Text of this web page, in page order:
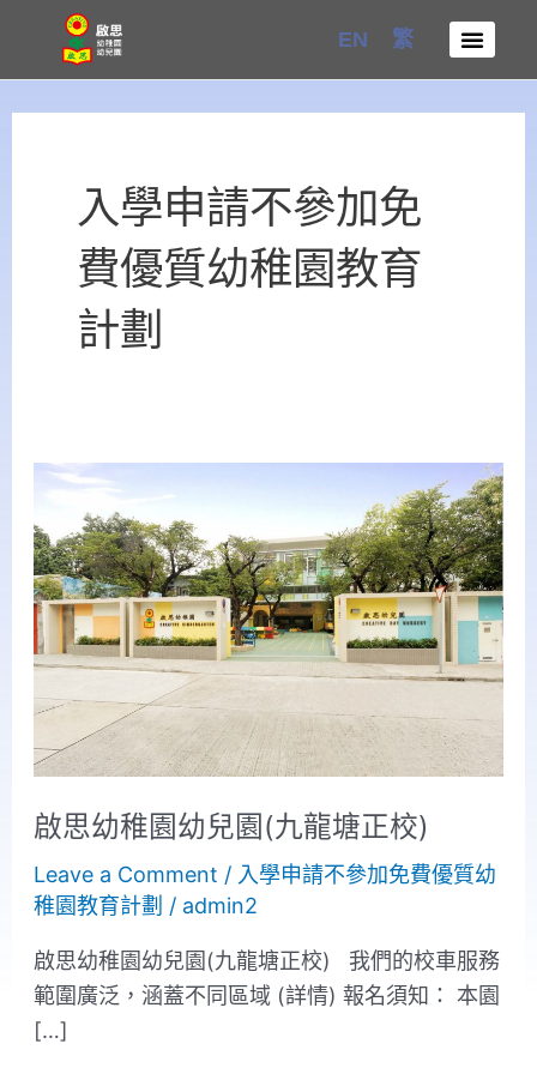
content
EN 繁
入學申請不參加免
費優質幼稚園教育
計劃
啟思幼稚園幼兒園(九龍塘正校)
Leave a Comment / 入學申請不參加免費優質幼
稚園教育計劃 / admin2
啟思幼稚園幼兒園(九龍塘正校) 我們的校車服務
範圍廣泛，涵蓋不同區域 (詳情) 報名須知： 本園
[…]
啟
幼
稚
園
幼
園
(九
塘
正
校)